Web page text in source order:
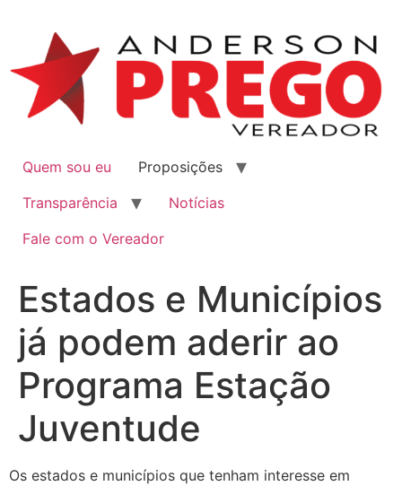
Quem sou eu
Proposições
Transparência
Notícias
Fale com o Vereador
Estados e Municípios
já podem aderir ao
Programa Estação
Juventude
Os estados e municípios que tenham interesse em